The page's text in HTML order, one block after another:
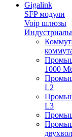
Gigalink
SFP модули
Voip шлюзы
1000
L2
L3